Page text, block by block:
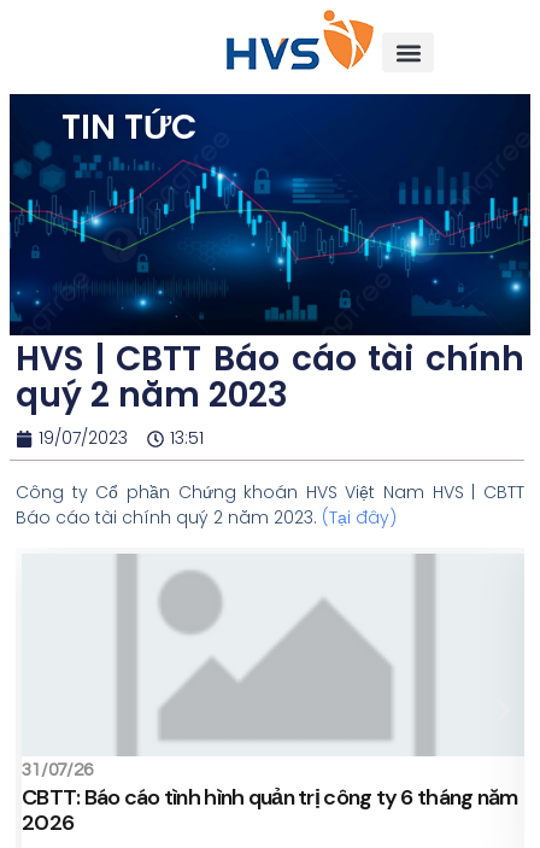
TIN TỨC
HVS | CBTT Báo cáo tài chính
quý 2 năm 2023
19/07/2023 13:51
Công ty Cổ phần Chứng khoán HVS Việt Nam HVS | CBTT
Báo cáo tài chính quý 2 năm 2023. (Tại đây)
31/07/26
CBTT: Báo cáo tình hình quản trị công ty 6 tháng năm
2026